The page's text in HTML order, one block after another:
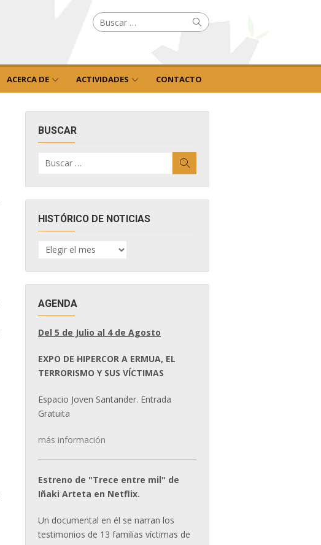
Buscar
por: Buscar
ACERCA DE ACTIVIDADES CONTACTO
BUSCAR
por:
HISTÓRICO DE NOTICIAS
HISTÓRICO
DE
AGENDA
Del 5 de Julio al 4 de Agosto
EXPO DE HIPERCOR A ERMUA, EL
TERRORISMO Y SUS VÍCTIMAS
Espacio Joven Santander. Entrada
Gratuita
más información
Estreno de "Trece entre mil" de
Iñaki Arteta en Netflix.
Un documental en él se narran los
testimonios de 13 familias víctimas de